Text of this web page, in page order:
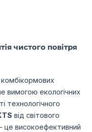
чистого повітря
вимогою екологічних
технологічного
від світового
це високоефективний